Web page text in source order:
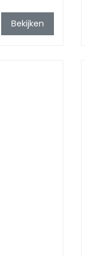
Bekijken